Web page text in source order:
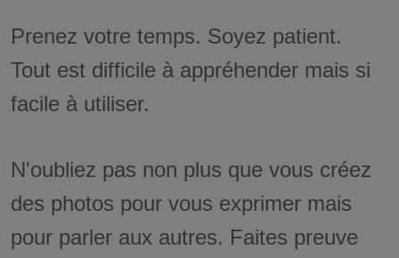
Prenez votre temps. Soyez patient.
Tout est difficile à appréhender mais si
facile à utiliser.
N'oubliez pas non plus que vous créez
des photos pour vous exprimer mais
pour parler aux autres. Faites preuve